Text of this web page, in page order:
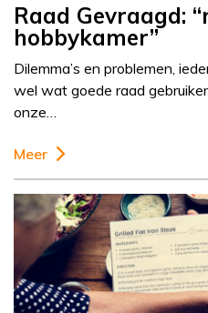
Raad Gevraagd:
hobbykamer”
Dilemma’s en problemen,
wel wat goede raad
onze…
Meer